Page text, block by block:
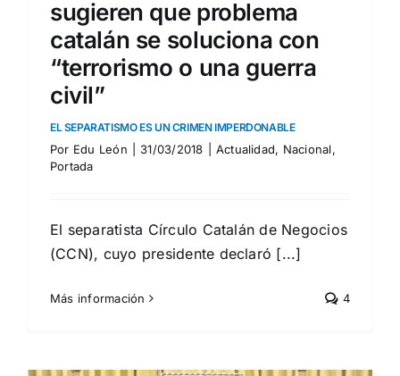
sugieren que problema
catalán se soluciona con
“terrorismo o una guerra
civil”
EL SEPARATISMO ES UN CRIMEN IMPERDONABLE
Por Edu León 31/03/2018 Actualidad, Nacional,
Portada
El separatista Círculo Catalán de Negocios
(CCN), cuyo presidente declaró [...]
Más información 4